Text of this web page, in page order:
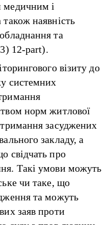
медичним і
наявність
та
12-part).
візиту до
системних
норм житлової
засуджених
закладу, а
свідчать про
Такі умови можуть
чи таке, що
та можуть
заяв проти